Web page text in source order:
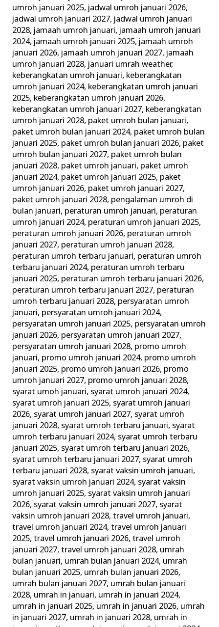
umroh januari 2025, jadwal umroh januari 2026,
jadwal umroh januari 2027, jadwal umroh januari
2028, jamaah umroh januari, jamaah umroh januari
2024, jamaah umroh januari 2025, jamaah umroh
januari 2026, jamaah umroh januari 2027, jamaah
umroh januari 2028, januari umrah weather,
keberangkatan umroh januari, keberangkatan
umroh januari 2024, keberangkatan umroh januari
2025, keberangkatan umroh januari 2026,
keberangkatan umroh januari 2027, keberangkatan
umroh januari 2028, paket umroh bulan januari,
paket umroh bulan januari 2024, paket umroh bulan
januari 2025, paket umroh bulan januari 2026, paket
umroh bulan januari 2027, paket umroh bulan
januari 2028, paket umroh januari, paket umroh
januari 2024, paket umroh januari 2025, paket
umroh januari 2026, paket umroh januari 2027,
paket umroh januari 2028, pengalaman umroh di
bulan januari, peraturan umroh januari, peraturan
umroh januari 2024, peraturan umroh januari 2025,
peraturan umroh januari 2026, peraturan umroh
januari 2027, peraturan umroh januari 2028,
peraturan umroh terbaru januari, peraturan umroh
terbaru januari 2024, peraturan umroh terbaru
januari 2025, peraturan umroh terbaru januari 2026,
peraturan umroh terbaru januari 2027, peraturan
umroh terbaru januari 2028, persyaratan umroh
januari, persyaratan umroh januari 2024,
persyaratan umroh januari 2025, persyaratan umroh
januari 2026, persyaratan umroh januari 2027,
persyaratan umroh januari 2028, promo umroh
januari, promo umroh januari 2024, promo umroh
januari 2025, promo umroh januari 2026, promo
umroh januari 2027, promo umroh januari 2028,
syarat umoh januari, syarat umroh januari 2024,
syarat umroh januari 2025, syarat umroh januari
2026, syarat umroh januari 2027, syarat umroh
januari 2028, syarat umroh terbaru januari, syarat
umroh terbaru januari 2024, syarat umroh terbaru
januari 2025, syarat umroh terbaru januari 2026,
syarat umroh terbaru januari 2027, syarat umroh
terbaru januari 2028, syarat vaksin umroh januari,
syarat vaksin umroh januari 2024, syarat vaksin
umroh januari 2025, syarat vaksin umroh januari
2026, syarat vaksin umroh januari 2027, syarat
vaksin umroh januari 2028,travel umroh januari,
travel umroh januari 2024,travel umroh januari
2025,travel umroh januari 2026,travel umroh
januari 2027,travel umroh januari 2028, umrah
bulan januari, umrah bulan januari 2024, umrah
bulan januari 2025, umrah bulan januari 2026,
umrah bulan januari 2027, umrah bulan januari
2028, umrah in januari, umrah in januari 2024,
umrah in januari 2025, umrah in januari 2026, umrah
in januari 2027, umrah in januari 2028, umrah in